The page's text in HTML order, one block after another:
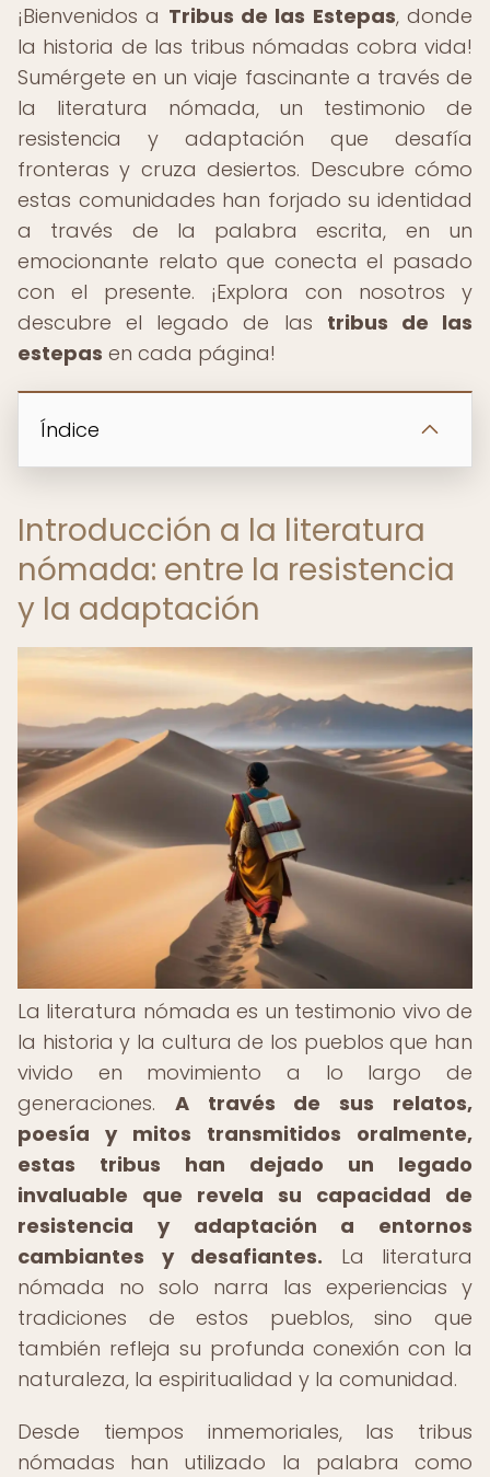
¡Bienvenidos a Tribus de las Estepas, donde
la historia de las tribus nómadas cobra vida!
Sumérgete en un viaje fascinante a través de
la literatura nómada, un testimonio de
resistencia y adaptación que desafía
fronteras y cruza desiertos. Descubre cómo
estas comunidades han forjado su identidad
a través de la palabra escrita, en un
emocionante relato que conecta el pasado
con el presente. ¡Explora con nosotros y
descubre el legado de las tribus de las
estepas en cada página!
Índice
Introducción a la literatura
nómada: entre la resistencia
y la adaptación
La literatura nómada es un testimonio vivo de
la historia y la cultura de los pueblos que han
vivido en movimiento a lo largo de
generaciones. A través de sus relatos,
poesía y mitos transmitidos oralmente,
estas tribus han dejado un legado
invaluable que revela su capacidad de
resistencia y adaptación a entornos
cambiantes y desafiantes. La literatura
nómada no solo narra las experiencias y
tradiciones de estos pueblos, sino que
también refleja su profunda conexión con la
naturaleza, la espiritualidad y la comunidad.
Desde tiempos inmemoriales, las tribus
nómadas han utilizado la palabra como